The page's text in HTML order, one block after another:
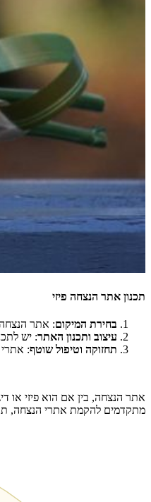
תכנון אתר הנצחה פיזי
בחירת המיקום: אתר הנצחה
עיצוב ותכנון האתר: יש
תחזוקה וטיפול שוטף: אתרי
אתר הנצחה, בין אם הוא פיזי או
מתקדמים להקמת אתרי הנצחה,